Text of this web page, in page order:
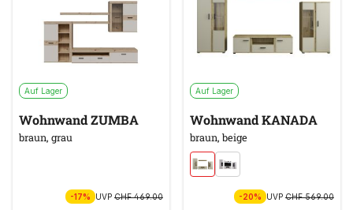
Auf Lager
Wohnwand ZUMBA
braun, grau
-17% UVP CHF 469.00
Auf Lager
Wohnwand KANADA
braun, beige
-20% UVPCHF 569.00